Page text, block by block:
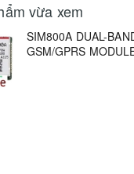
vừa xem
SIM800A DUAL-
GSM/GPRS